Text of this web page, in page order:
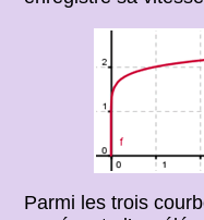
Parmi les trois